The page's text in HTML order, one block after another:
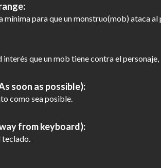
mínima para que un monstruo(mob) ataca al
interés que un mob tiene contra el
soon as possible):
como sea posible.
from keyboard):
teclado.